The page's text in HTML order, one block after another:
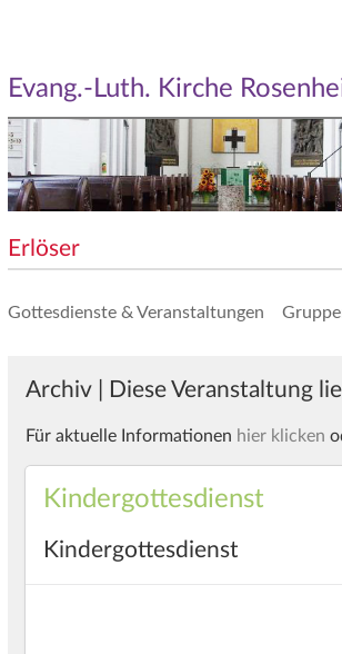
Evang.-Luth. Kirche
Erlöser
Gottesdienste & Veranstaltungen
Archiv | Diese Veranstaltung
Für aktuelle Informationen hier klicken
Kindergottesdienst
Kindergottesdienst